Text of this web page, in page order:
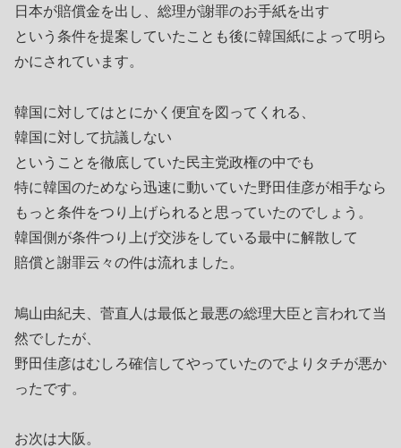
日本が賠償金を出し、総理が謝罪のお手紙を出す
という条件を提案していたことも後に韓国紙によって明ら
かにされています。
韓国に対してはとにかく便宜を図ってくれる、
韓国に対して抗議しない
ということを徹底していた民主党政権の中でも
特に韓国のためなら迅速に動いていた野田佳彦が相手なら
もっと条件をつり上げられると思っていたのでしょう。
韓国側が条件つり上げ交渉をしている最中に解散して
賠償と謝罪云々の件は流れました。
鳩山由紀夫、菅直人は最低と最悪の総理大臣と言われて当
然でしたが、
野田佳彦はむしろ確信してやっていたのでよりタチが悪か
ったです。
お次は大阪。